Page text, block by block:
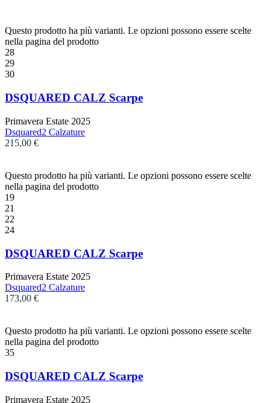
Questo prodotto ha più varianti. Le opzioni possono essere scelte
nella pagina del prodotto
28
29
30
DSQUARED CALZ Scarpe
Primavera Estate 2025
Dsquared2 Calzature
215,00 €
Questo prodotto ha più varianti. Le opzioni possono essere scelte
nella pagina del prodotto
19
21
22
24
DSQUARED CALZ Scarpe
Primavera Estate 2025
Dsquared2 Calzature
173,00 €
Questo prodotto ha più varianti. Le opzioni possono essere scelte
nella pagina del prodotto
35
DSQUARED CALZ Scarpe
Primavera Estate 2025